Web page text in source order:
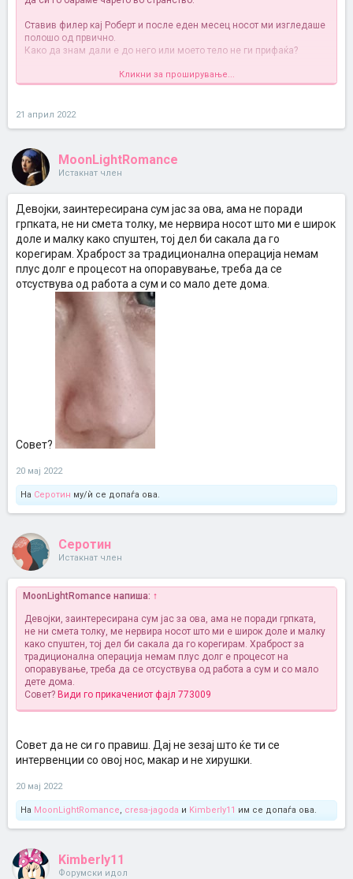
Ставив филер кај Роберт и после еден месец носот ми изгледаше
полошо од првично.
Како да знам дали е до него или моето тело не ги прифаќа?
Доколку имате препорака за добар доктор за филери ве молам
пишете ми, не сакам да остане на ова.
Кликни за проширување...
21 април 2022
MoonLightRomance
Истакнат член
Девојки, заинтересирана сум јас за ова, ама не поради
грпката, не ни смета толку, ме нервира носот што ми е широк
доле и малку како спуштен, тој дел би сакала да го
корегирам. Храброст за традиционална операција немам
плус долг е процесот на опоравување, треба да се
отсуствува од работа а сум и со мало дете дома.
Совет?
20 мај 2022
На Серотин му/ѝ се допаѓа ова.
Серотин
Истакнат член
MoonLightRomance напиша: ↑
Девојки, заинтересирана сум јас за ова, ама не поради грпката,
не ни смета толку, ме нервира носот што ми е широк доле и малку
како спуштен, тој дел би сакала да го корегирам. Храброст за
традиционална операција немам плус долг е процесот на
опоравување, треба да се отсуствува од работа а сум и со мало
дете дома.
Совет? Види го прикачениот фајл 773009
Совет да не си го правиш. Дај не зезај што ќе ти се
интервенции со овој нос, макар и не хирушки.
20 мај 2022
На MoonLightRomance, cresa-jagoda и Kimberly11 им се допаѓа ова.
Kimberly11
Форумски идол